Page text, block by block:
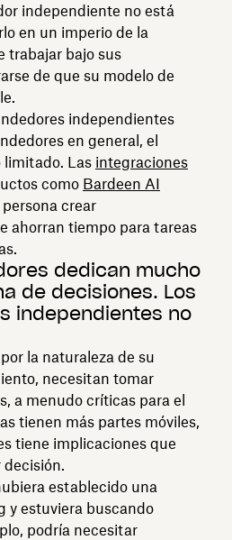
independiente no está
en un imperio de la
trabajar bajo sus
de que su modelo de
independientes
en general, el
limitado. Las integraciones
como Bardeen AI
crear
ahorran tiempo para tareas
dedican mucho
de decisiones. Los
independientes no
la naturaleza de su
necesitan tomar
a menudo críticas para el
tienen más partes móviles,
tiene implicaciones que
establecido una
y estuviera buscando
podría necesitar